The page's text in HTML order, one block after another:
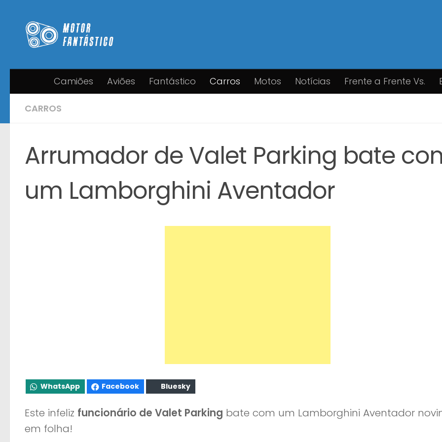
Camiões Aviões Fantástico Carros Motos Notícias Frente a Frente Vs.
CARROS
Arrumador de Valet Parking bate
um Lamborghini Aventador
WhatsApp Facebook Bluesky
Este infeliz funcionário de Valet Parking bate com um Lamborghini Aventador
em folha!